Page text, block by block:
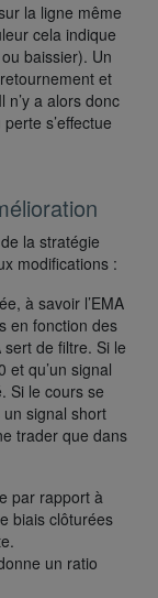
la ligne même
cela indique
baissier). Un
et
a alors donc
s’effectue
la stratégie
modifications :
à savoir l’EMA
en fonction des
de filtre. Si le
et qu’un signal
Si le cours se
signal short
trader que dans
par rapport à
biais clôturées
un ratio